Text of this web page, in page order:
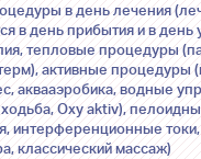
в день лечения
в день прибытия и в день
тепловые процедуры
активные процедуры
аквааэробика, водные
ходьба, Oxy aktiv),
интерференционные токи,
классический массаж)